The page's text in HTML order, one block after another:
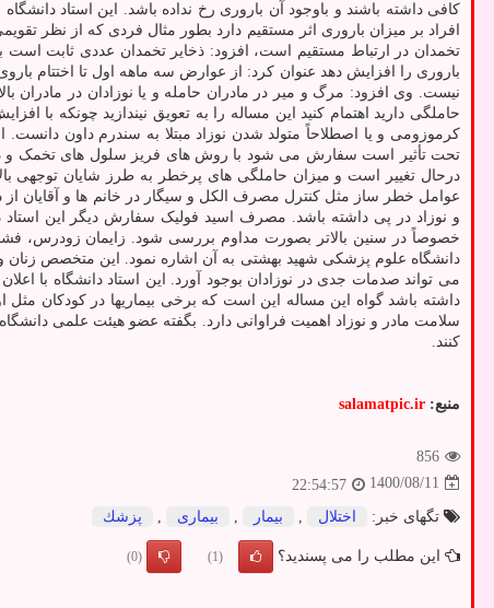
تخمدان در ارتباط مستقیم است، افزود: ذخایر تخمدان عددی ثابت
حاملگی دارید اهتمام کنید این مساله را به تعویق نیندازید چونکه
کرموزومی و یا اصطلاحاً متولد شدن نوزاد مبتلا به سندرم داون
تحت تأثیر است سفارش می شود با روش های فریز سلول های تخمک و در
درحال تغییر است و میزان حاملگی های پرخطر به طرز شایان توجهی
عوامل خطر ساز مثل کنترل مصرف الکل و سیگار در خانم ها و آقایان
و نوزاد در پی داشته باشد. مصرف اسید فولیک سفارش دیگر این استاد
خصوصاً در سنین بالاتر بصورت مداوم بررسی شود. زایمان زودرس،
دانشگاه علوم پزشکی شهید بهشتی به آن اشاره نمود. این متخصص زنان و
می تواند صدمات جدی در نوزادان بوجود آورد. این استاد دانشگاه با
داشته باشد گواه این مساله این است که برخی بیماریها در کودکان
سلامت مادر و نوزاد اهمیت فراوانی دارد. بگفته عضو هیئت علمی
کنند.
منبع: salamatpic.ir
856
1400/08/11
22:54:57
تگهای خبر:
اختلال بیمار بیماری پزشك
این مطلب را می پسندید؟ (1)
(0)